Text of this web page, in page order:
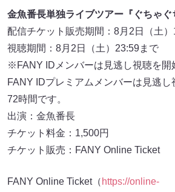
金魚番長単独ライブツアー『ぐちゃ
配信チケット販売期間：8月2日（土
視聴期間：8月2日（土）23:59まで
※FANY IDメンバーは見逃し視聴を開
FANY IDプレミアムメンバーは見逃し
72時間です。
出演：金魚番長
チケット料金：1,500円
チケット販売：FANY Online Ticket
FANY Online Ticket（ https://online-